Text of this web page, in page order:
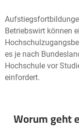
Betriebswirt können
es je nach
Hochschule vor
einfordert.
Worum geht